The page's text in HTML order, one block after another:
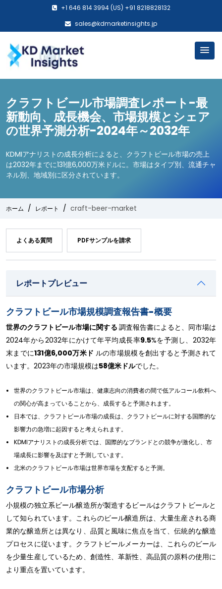
+1 646 814 3994 (US) +91 8218828132
sales@kdmarketinsights.jp
クラフトビール市場調査レポート-最
新動向、成長機会、市場規模とシェア
の世界予測分析-2024年～2032年
KDMIアナリストの成長分析によると、クラフトビール市場の売上
は2032年までに131億6,000万米ドルに。市場はタイプ別、流通チャ
ネル別、地域別に区分されています。
ホーム レポート craft-beer-market
よくある質問 PDFサンプルを請求
レポートプレビュー
クラフトビール市場規模調査報告書-概要
世界のクラフトビール市場に関する 調査報告書によると、同市場は
2024年から2032年にかけて年平均成長率9.5%を予測し、2032年
末までに131億6,000万米ド ルの市場規模を創出すると予測されて
います。2023年の市場規模は58億米ドルでした。
世界のクラフトビール市場は、健康志向の消費者の間で低アルコール飲料へ
の関心が高まっていることから、成長すると予測されます。
日本では、クラフトビール市場の成長は、クラフトビールに対する国際的な
影響力の急増に起因すると考えられます。
KDMIアナリストの成長分析では、国際的なブランドとの競争が激化し、市
場成長に影響を及ぼすと予測しています。
北米のクラフトビール市場は世界市場を支配すると予測。
クラフトビール市場分析
小規模の独立系ビール醸造所が製造するビールはクラフトビールと
して知られています。これらのビール醸造所は、大量生産される商
業的な醸造所とは異なり、品質と風味に焦点を当て、伝統的な醸造
プロセスに従います。クラフトビールメーカーは、これらのビール
を少量生産しているため、創造性、革新性、高品質の原料の使用に
より重点を置いています。